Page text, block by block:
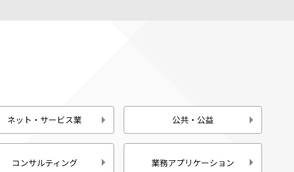
ネット・サービス業 公共・公益
コンサルティング 業務アプリケーション